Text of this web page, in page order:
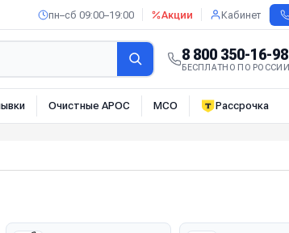
пн–сб 09:00–19:00 Акции Кабинет
8 800 350-16-98
БЕСПЛАТНО ПО РОССИИ
Очистные АРОС МСО Рассрочка